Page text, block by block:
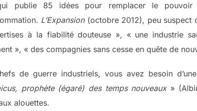
publie 85 idées pour remplacer le pouvoir
L’Expansion(octobre 2012), peu suspect
à la fiabilité douteuse », « une industrie
», « des compagnies sans cesse en quête de
de guerre industriels, vous avez besoin
prophète (égaré) des temps nouveaux»
alouettes.